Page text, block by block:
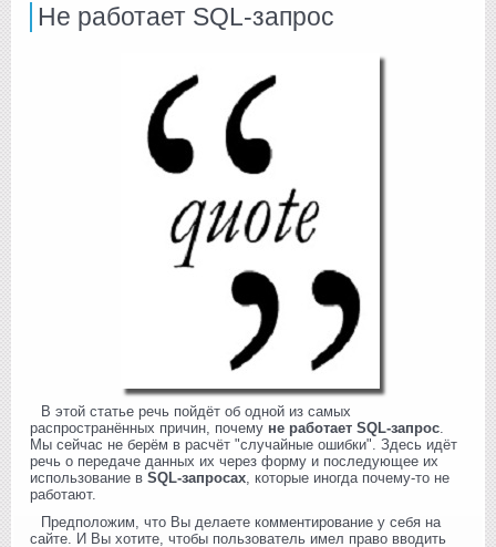
Не работает SQL-запрос
В этой статье речь пойдёт об одной из самых
распространённых причин, почему не работает SQL-запрос.
Мы сейчас не берём в расчёт "случайные ошибки". Здесь идёт
речь о передаче данных их через форму и последующее их
использование в SQL-запросах, которые иногда почему-то не
работают.
Предположим, что Вы делаете комментирование у себя на
сайте. И Вы хотите, чтобы пользователь имел право вводить